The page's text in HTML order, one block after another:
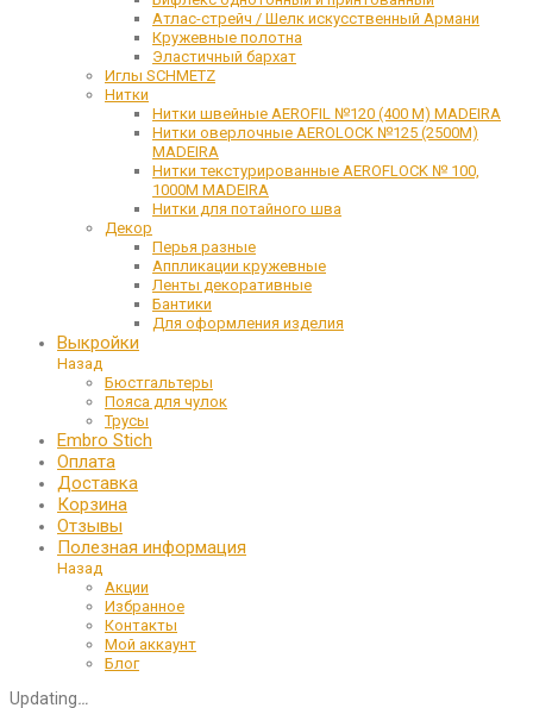
Атлас-стрейч / Шелк искусственный Армани
Кружевные полотна
Эластичный бархат
Иглы SCHMETZ
Нитки
Нитки швейные AEROFIL №120 (400 М) MADEIRA
Нитки оверлочные AEROLOCK №125 (2500М)
MADEIRA
Нитки текстурированные AEROFLOCK № 100,
1000М MADEIRA
Нитки для потайного шва
Декор
Перья разные
Аппликации кружевные
Ленты декоративные
Бантики
Для оформления изделия
Выкройки
Назад
Бюстгальтеры
Пояса для чулок
Трусы
Embro Stich
Оплата
Доставка
Корзина
Отзывы
Полезная информация
Назад
Акции
Избранное
Контакты
Мой аккаунт
Блог
Updating…